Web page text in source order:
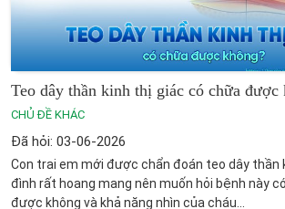
Teo dây thần kinh thị giác có chữa được
CHỦ ĐỀ KHÁC
Đã hỏi: 03-06-2026
Con trai em mới được chẩn đoán teo dây thần
đình rất hoang mang nên muốn hỏi bệnh này
được không và khả năng nhìn của cháu...